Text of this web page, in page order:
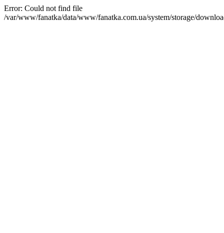
Error: Could not find file
/var/www/fanatka/data/www/fanatka.com.ua/system/storage/